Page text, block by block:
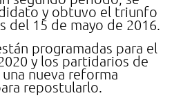
y obtuvo el triunfo
del 15 de mayo de 2016.
programadas para el
y los partidarios de
nueva reforma
repostularlo.